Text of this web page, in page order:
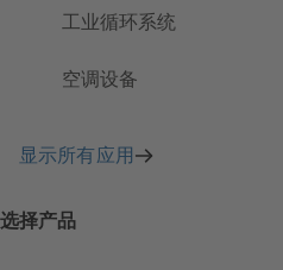
工业循环系统
空调设备
显示所有应用
选择产品